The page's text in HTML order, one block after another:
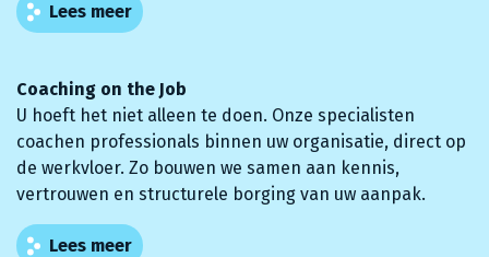
Lees meer
Coaching on the Job
U hoeft het niet alleen te doen. Onze specialisten
coachen professionals binnen uw organisatie, direct op
de werkvloer. Zo bouwen we samen aan kennis,
vertrouwen en structurele borging van uw aanpak.
Lees meer